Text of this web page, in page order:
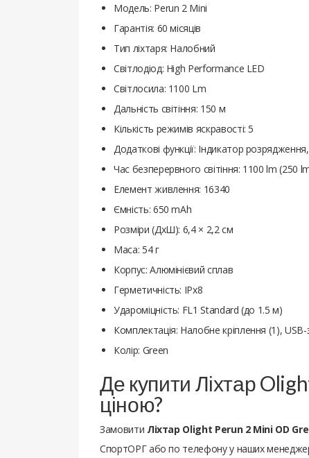
Модель: Perun 2 Mini
Гарантія: 60 місяців
Тип ліхтаря: Налобний
Світлодіод: High Performance LED
Світлосила: 1100 Lm
Дальність світіння: 150 м
Кількість режимів яскравості: 5
Додаткові функції: Індикатор
Час безперервного світіння: 1100 lm (250
Елемент живлення: 16340
Ємність: 650 mAh
Розміри (ДхШ): 6,4 × 2,2 см
Маса: 54 г
Корпус: Алюмінієвий сплав
Герметичність: IPx8
Удароміцність: FL1 Standard (до 1.5 м)
Комплектація: Налобне кріплення (1),
Колір: Green
Де купити Ліхтар
ціною?
Замовити Ліхтар Olight Perun 2 Mini OD
СпортОРГ або по телефону у наших